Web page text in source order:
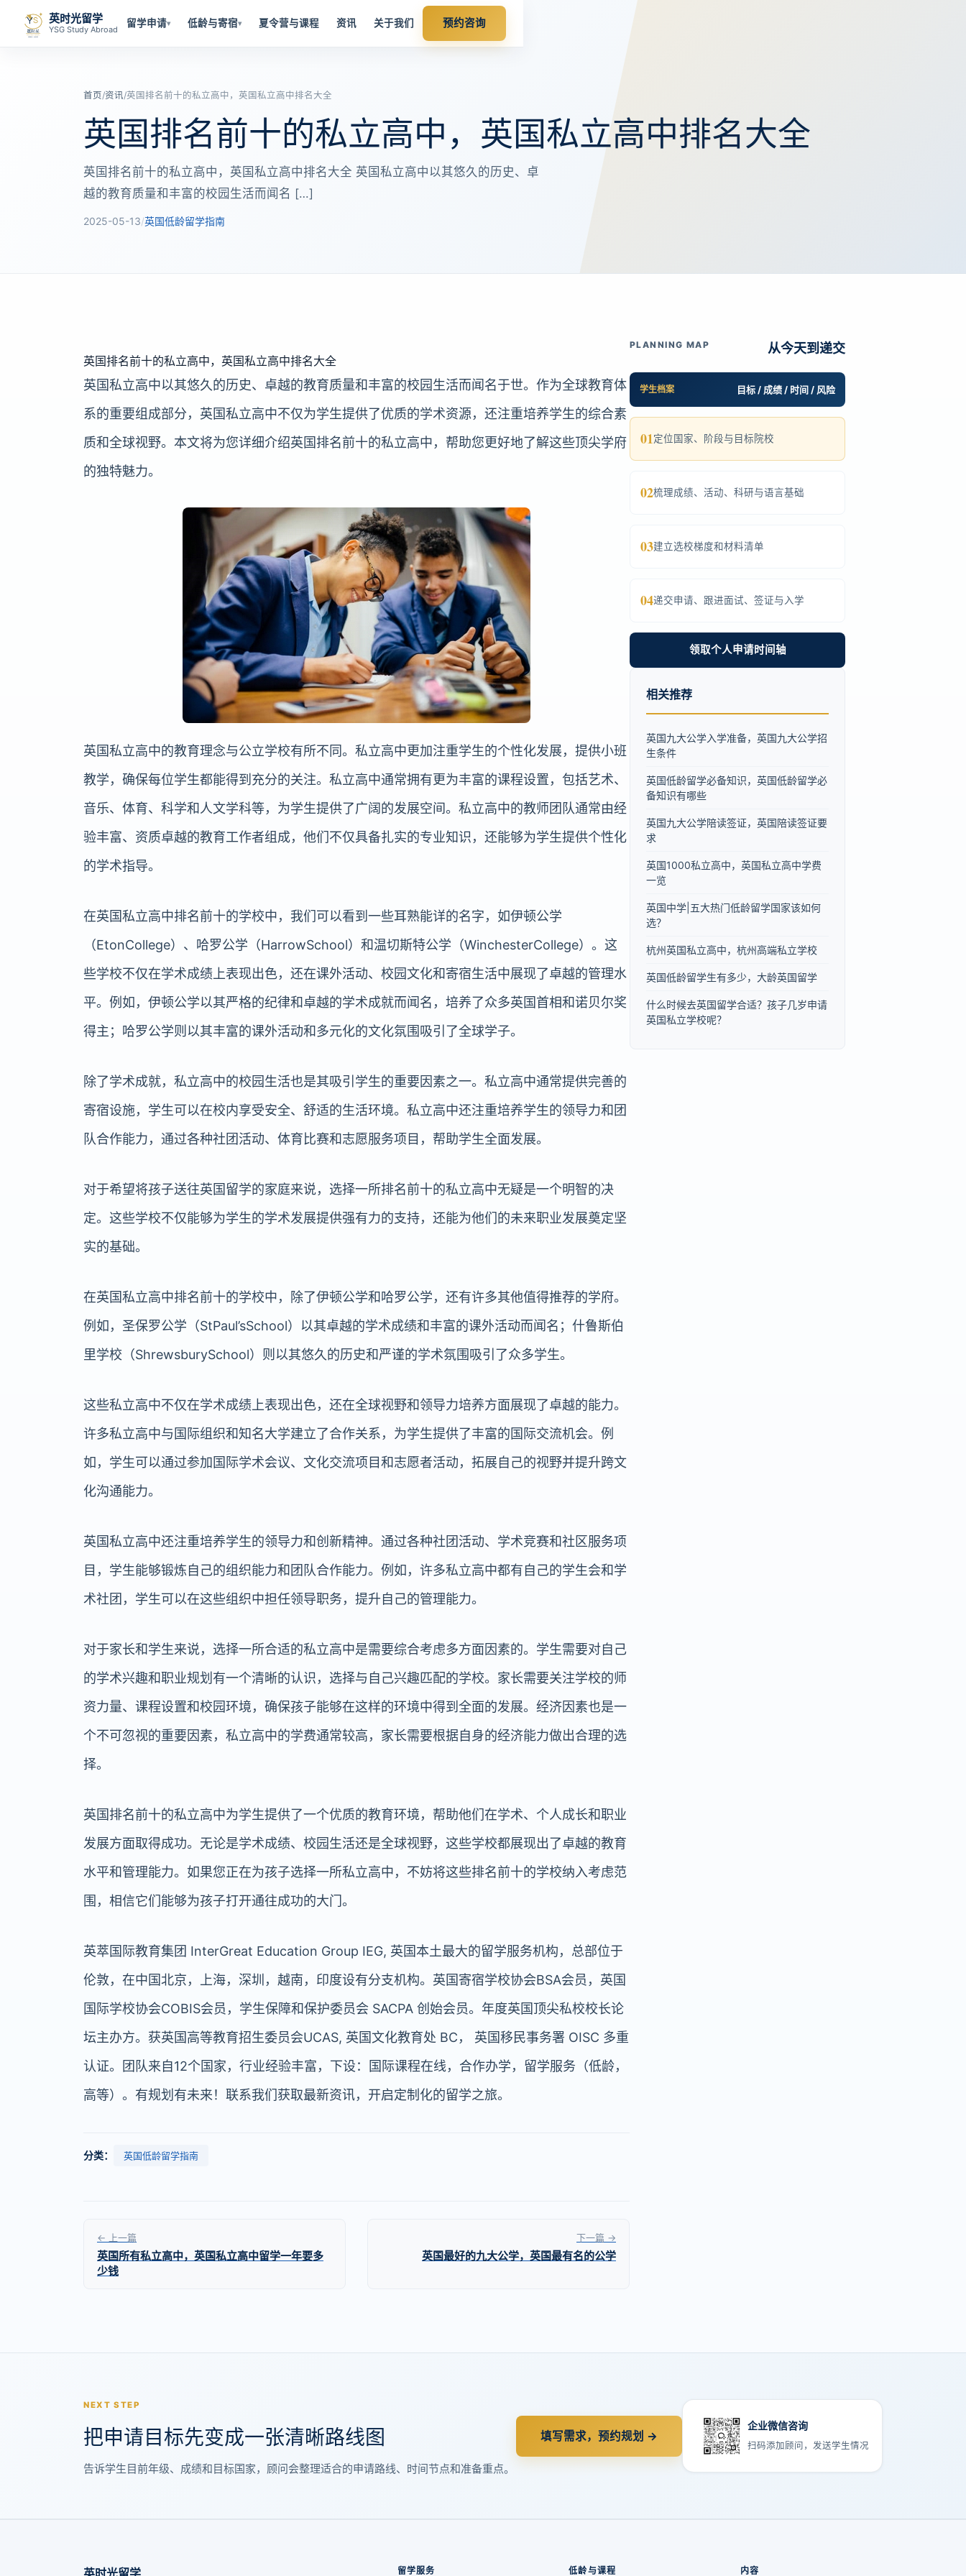
英时光留学
YSG Study Abroad
留学申请▾ 低龄与寄宿▾ 夏令营与课程 资讯 关于我们 预约咨询
首页/资讯/英国排名前十的私立高中，英国私立高中排名大全
英国排名前十的私立高中，英国私立高中排名大全
英国排名前十的私立高中，英国私立高中排名大全 英国私立高中以其悠久的历史、卓
越的教育质量和丰富的校园生活而闻名 […]
2025-05-13/英国低龄留学指南
英国排名前十的私立高中，英国私立高中排名大全
英国私立高中以其悠久的历史、卓越的教育质量和丰富的校园生活而闻名于世。作为全球教育体
系的重要组成部分，英国私立高中不仅为学生提供了优质的学术资源，还注重培养学生的综合素
质和全球视野。本文将为您详细介绍英国排名前十的私立高中，帮助您更好地了解这些顶尖学府
的独特魅力。
英国私立高中的教育理念与公立学校有所不同。私立高中更加注重学生的个性化发展，提供小班
教学，确保每位学生都能得到充分的关注。私立高中通常拥有更为丰富的课程设置，包括艺术、
音乐、体育、科学和人文学科等，为学生提供了广阔的发展空间。私立高中的教师团队通常由经
验丰富、资质卓越的教育工作者组成，他们不仅具备扎实的专业知识，还能够为学生提供个性化
的学术指导。
在英国私立高中排名前十的学校中，我们可以看到一些耳熟能详的名字，如伊顿公学
（EtonCollege）、哈罗公学（HarrowSchool）和温切斯特公学（WinchesterCollege）。这
些学校不仅在学术成绩上表现出色，还在课外活动、校园文化和寄宿生活中展现了卓越的管理水
平。例如，伊顿公学以其严格的纪律和卓越的学术成就而闻名，培养了众多英国首相和诺贝尔奖
得主；哈罗公学则以其丰富的课外活动和多元化的文化氛围吸引了全球学子。
除了学术成就，私立高中的校园生活也是其吸引学生的重要因素之一。私立高中通常提供完善的
寄宿设施，学生可以在校内享受安全、舒适的生活环境。私立高中还注重培养学生的领导力和团
队合作能力，通过各种社团活动、体育比赛和志愿服务项目，帮助学生全面发展。
对于希望将孩子送往英国留学的家庭来说，选择一所排名前十的私立高中无疑是一个明智的决
定。这些学校不仅能够为学生的学术发展提供强有力的支持，还能为他们的未来职业发展奠定坚
实的基础。
在英国私立高中排名前十的学校中，除了伊顿公学和哈罗公学，还有许多其他值得推荐的学府。
例如，圣保罗公学（StPaul’sSchool）以其卓越的学术成绩和丰富的课外活动而闻名；什鲁斯伯
里学校（ShrewsburySchool）则以其悠久的历史和严谨的学术氛围吸引了众多学生。
这些私立高中不仅在学术成绩上表现出色，还在全球视野和领导力培养方面展现了卓越的能力。
许多私立高中与国际组织和知名大学建立了合作关系，为学生提供了丰富的国际交流机会。例
如，学生可以通过参加国际学术会议、文化交流项目和志愿者活动，拓展自己的视野并提升跨文
化沟通能力。
英国私立高中还注重培养学生的领导力和创新精神。通过各种社团活动、学术竞赛和社区服务项
目，学生能够锻炼自己的组织能力和团队合作能力。例如，许多私立高中都有自己的学生会和学
术社团，学生可以在这些组织中担任领导职务，提升自己的管理能力。
对于家长和学生来说，选择一所合适的私立高中是需要综合考虑多方面因素的。学生需要对自己
的学术兴趣和职业规划有一个清晰的认识，选择与自己兴趣匹配的学校。家长需要关注学校的师
资力量、课程设置和校园环境，确保孩子能够在这样的环境中得到全面的发展。经济因素也是一
个不可忽视的重要因素，私立高中的学费通常较高，家长需要根据自身的经济能力做出合理的选
择。
英国排名前十的私立高中为学生提供了一个优质的教育环境，帮助他们在学术、个人成长和职业
发展方面取得成功。无论是学术成绩、校园生活还是全球视野，这些学校都展现出了卓越的教育
水平和管理能力。如果您正在为孩子选择一所私立高中，不妨将这些排名前十的学校纳入考虑范
围，相信它们能够为孩子打开通往成功的大门。
英萃国际教育集团 InterGreat Education Group IEG, 英国本土最大的留学服务机构，总部位于
伦敦，在中国北京，上海，深圳，越南，印度设有分支机构。英国寄宿学校协会BSA会员，英国
国际学校协会COBIS会员，学生保障和保护委员会 SACPA 创始会员。年度英国顶尖私校校长论
坛主办方。获英国高等教育招生委员会UCAS, 英国文化教育处 BC， 英国移民事务署 OISC 多重
认证。团队来自12个国家，行业经验丰富，下设：国际课程在线，合作办学，留学服务（低龄，
高等）。有规划有未来！联系我们获取最新资讯，开启定制化的留学之旅。
分类： 英国低龄留学指南
← 上一篇
英国所有私立高中，英国私立高中留学一年要多
少钱
下一篇 →
英国最好的九大公学，英国最有名的公学
PLANNING MAP 从今天到递交
学生档案 目标 / 成绩 / 时间 / 风险
01定位国家、阶段与目标院校
02梳理成绩、活动、科研与语言基础
03建立选校梯度和材料清单
04递交申请、跟进面试、签证与入学
领取个人申请时间轴
相关推荐
英国九大公学入学准备，英国九大公学招
生条件
英国低龄留学必备知识，英国低龄留学必
备知识有哪些
英国九大公学陪读签证，英国陪读签证要
求
英国1000私立高中，英国私立高中学费
一览
英国中学|五大热门低龄留学国家该如何
选？
杭州英国私立高中，杭州高端私立学校
英国低龄留学生有多少，大龄英国留学
什么时候去英国留学合适？孩子几岁申请
英国私立学校呢？
NEXT STEP
把申请目标先变成一张清晰路线图
告诉学生目前年级、成绩和目标国家，顾问会整理适合的申请路线、时间节点和准备重点。
填写需求，预约规划 →
企业微信咨询
扫码添加顾问，发送学生情况
留学服务 低龄与课程 内容